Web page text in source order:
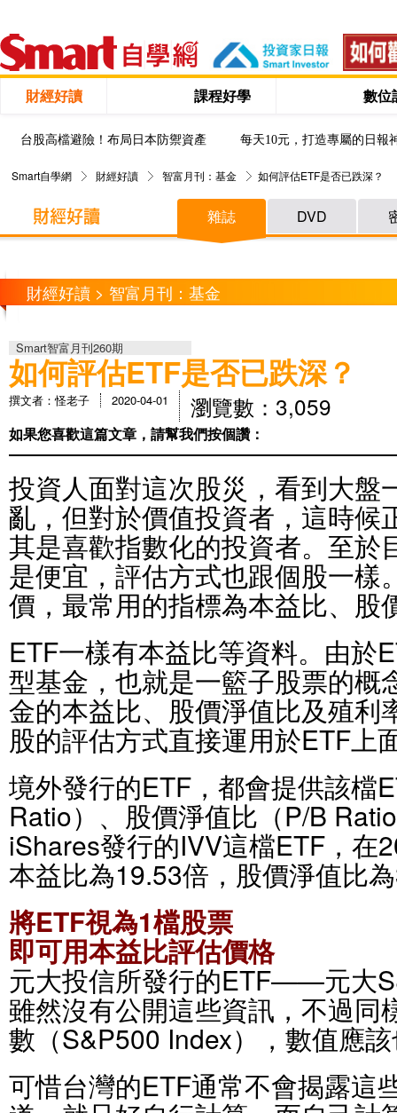
財經好讀 課程好學 數位
台股高檔避險！布局日本防禦資產 每天10元，打造專屬的日報
Smart自學網 財經好讀 智富月刊：基金 如何評估ETF是否已跌深？
雜誌 DVD
財經好讀 > 智富月刊：基金
Smart智富月刊260期
如何評估ETF是否已跌深？
撰文者：怪老子 2020-04-01 瀏覽數：3,059
如果您喜歡這篇文章，請幫我們按個讚：
投資人面對這次股災，看到大盤
亂，但對於價值投資者，這時候
其是喜歡指數化的投資者。至於
是便宜，評估方式也跟個股一樣
價，最常用的指標為本益比、股
ETF一樣有本益比等資料。由於
型基金，也就是一籃子股票的概
金的本益比、股價淨值比及殖利
股的評估方式直接運用於ETF上
境外發行的ETF，都會提供該檔
Ratio）、股價淨值比（P/B
iShares發行的IVV這檔ETF，在
本益比為19.53倍，股價淨值比
將ETF視為1檔股票
即可用本益比評估價格
元大投信所發行的ETF——元大
雖然沒有公開這些資訊，不過同
數（S&P500 Index），數值應
可惜台灣的ETF通常不會揭露這